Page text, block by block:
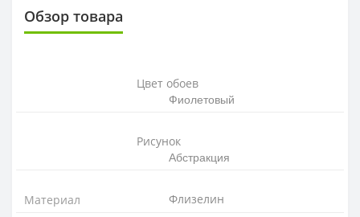
Обзор товара
Цвет обоев
Фиолетовый
Рисунок
Абстракция
Материал Флизелин